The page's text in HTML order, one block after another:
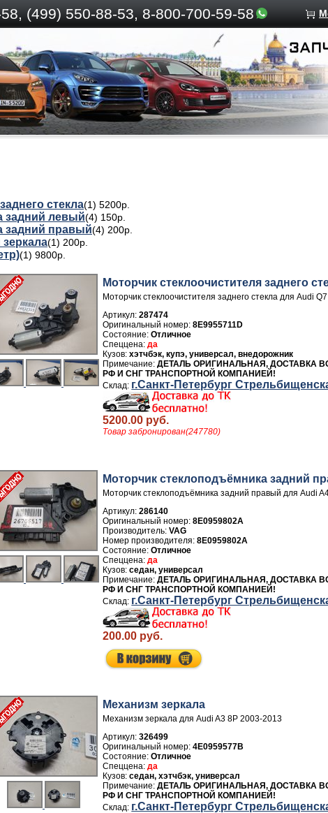
(499) 550-88-53, 8-800-700-59-58
стекла(1) 5200р.
задний левый(4) 150р.
задний правый(4) 200р.
(1) 200р.
(1) 9800р.
Моторчик стеклоочистителя заднего
Моторчик стеклоочистителя заднего стекла для Audi
Артикул:287474
8E9955711D
Отличное
да
хэтчбэк, купэ, универсал, внедорожник
ДЕТАЛЬ ОРИГИНАЛЬНАЯ, ДОСТАВКА
РФ И СНГ ТРАНСПОРТНОЙ КОМПАНИЕЙ!
г.Санкт-Петербург
5200.00 руб.
Товар забронирован(247780)
Моторчик стеклоподъёмника задний
Моторчик стеклоподъёмника задний правый для Audi
Артикул:286140
8E0959802A
Производитель:VAG
Номер производителя:8E0959802A
Отличное
да
седан, универсал
ДЕТАЛЬ ОРИГИНАЛЬНАЯ, ДОСТАВКА
РФ И СНГ ТРАНСПОРТНОЙ КОМПАНИЕЙ!
г.Санкт-Петербург
200.00 руб.
Механизм зеркала
Механизм зеркала для Audi A3 8P 2003-2013
Артикул:326499
4E0959577B
Отличное
да
седан, хэтчбэк, универсал
ДЕТАЛЬ ОРИГИНАЛЬНАЯ, ДОСТАВКА
РФ И СНГ ТРАНСПОРТНОЙ КОМПАНИЕЙ!
г.Санкт-Петербург